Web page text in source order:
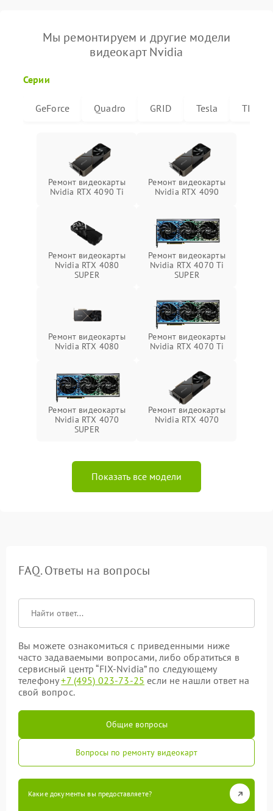
Мы ремонтируем и другие модели
видеокарт Nvidia
Серии
GeForce Quadro GRID Tesla TITAN
Ремонт видеокарты
Nvidia RTX 4090 Ti
Ремонт видеокарты
Nvidia RTX 4090
Ремонт видеокарты
Nvidia RTX 4080
SUPER
Ремонт видеокарты
Nvidia RTX 4070 Ti
SUPER
Ремонт видеокарты
Nvidia RTX 4080
Ремонт видеокарты
Nvidia RTX 4070 Ti
Ремонт видеокарты
Nvidia RTX 4070
SUPER
Ремонт видеокарты
Nvidia RTX 4070
Показать все модели
FAQ. Ответы на вопросы
Вы можете ознакомиться с приведенными ниже
часто задаваемыми вопросами, либо обратиться в
сервисный центр “FIX-Nvidia” по следующему
телефону+7 (495) 023-73-25 если не нашли ответ на
свой вопрос.
Общие вопросы
Вопросы по ремонту видеокарт
Какие документы вы предоставляете?